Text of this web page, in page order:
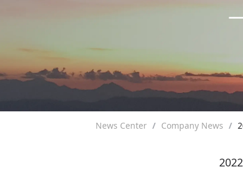
News Center / Company News /